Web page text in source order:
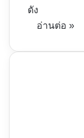
ดัง
อ่านต่อ »